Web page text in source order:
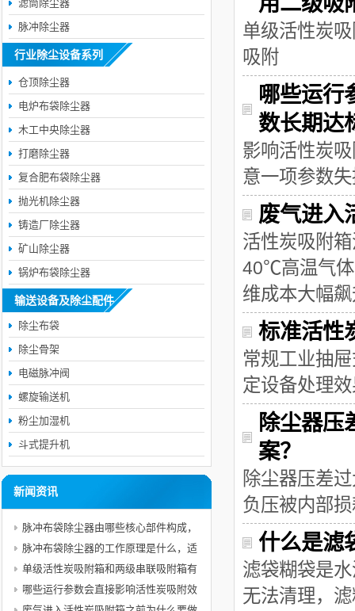
单级活性炭
吸附
哪些运行
数长期达
影响活性炭
意一项参数
废气进入
活性炭吸附
40℃高温气体
维成本大幅
标准活性
常规工业抽
定设备处理
除尘器压
案？
除尘器压差
负压被内部
什么是滤
滤袋糊袋是
无法清理，
滤筒除尘器
脉冲除尘器
行业除尘设备系列
仓顶除尘器
电炉布袋除尘器
木工中央除尘器
打磨除尘器
复合肥布袋除尘器
抛光机除尘器
铸造厂除尘器
矿山除尘器
锅炉布袋除尘器
输送设备及除尘配件
除尘布袋
除尘骨架
电磁脉冲阀
螺旋输送机
粉尘加湿机
斗式提升机
新闻资讯
脉冲布袋除尘器由哪些核心部件构成，
各自承担什么作用？
脉冲布袋除尘器的工作原理是什么，适
合处理哪些粉尘工况？
单级活性炭吸附箱和两级串联吸附箱有
什么区别，哪些工况须选用二级吸附工
哪些运行参数会直接影响活性炭吸附效